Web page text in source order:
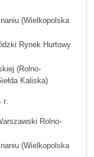
(Wielkopolska
Rynek Hurtowy
(Rolno-
Kaliska)
r.
Rolno-
(Wielkopolska